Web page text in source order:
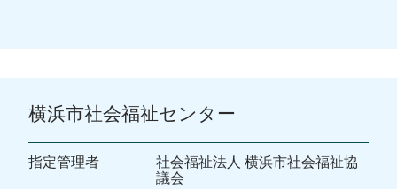
横浜市社会福祉センター
指定管理者
社会福祉法人 横浜市社会福祉協
議会